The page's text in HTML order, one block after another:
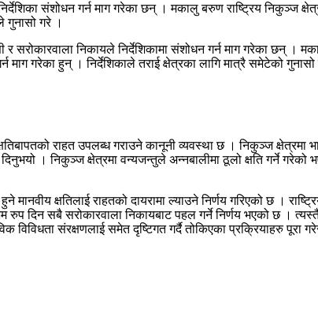
संशोधन गर्न माग गरेका छन् । मकालु बरुण राष्ट्रिय निकुञ्ज
गुनासो गरे ।
निकायले निर्देशिकामा संशोधन गर्न माग गरेका छन् ।
गरेका हुन् । निर्देशिकाले तराई क्षेत्रका लागि मात्रै समेटेको
राहत उपलब्ध गराउने कानूनी व्यवस्था छ । निकुञ्ज
। निकुञ्ज क्षेत्रमा वन्यजन्तुले अन्नबालीमा ठूलो क्षति गर्ने
क्षतिलाई राहतको दायरामा ल्याउने निर्णय गरिएको छ ।
दिन सबै सरोकारवाला निकायबाट पहल गर्ने निर्णय भएको छ । त्यस्तै
संरक्षणलाई समेत दृष्टिगत गर्दै तोकिएका प्रक्रियाहरु पूरा